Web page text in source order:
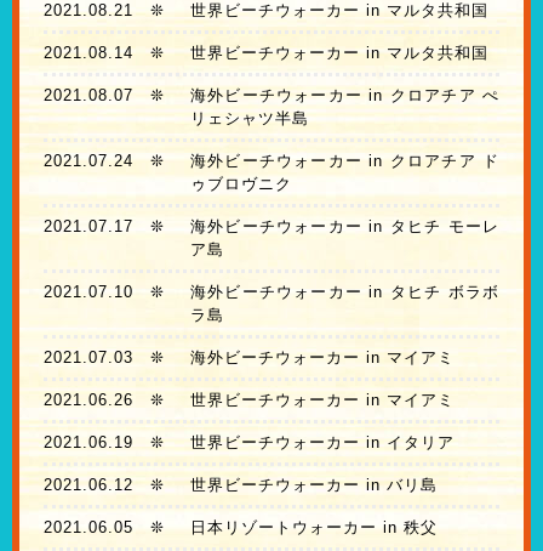
2021.08.21 ❊ 世界ビーチウォーカー in マルタ共和国
2021.08.14❊ 世界ビーチウォーカー in マルタ共和国
2021.08.07❊
海外ビーチウォーカー in クロアチア ぺ
リェシャツ半島
2021.07.24 ❊
海外ビーチウォーカー in クロアチア ド
ゥブロヴニク
2021.07.17 ❊
海外ビーチウォーカー in タヒチ モーレ
ア島
2021.07.10 ❊
海外ビーチウォーカー in タヒチ ボラボ
ラ島
2021.07.03 ❊ 海外ビーチウォーカー in マイアミ
2021.06.26 ❊ 世界ビーチウォーカー in マイアミ
2021.06.19 ❊ 世界ビーチウォーカー in イタリア
2021.06.12❊ 世界ビーチウォーカー in バリ島
2021.06.05 ❊ 日本リゾートウォーカー in 秩父